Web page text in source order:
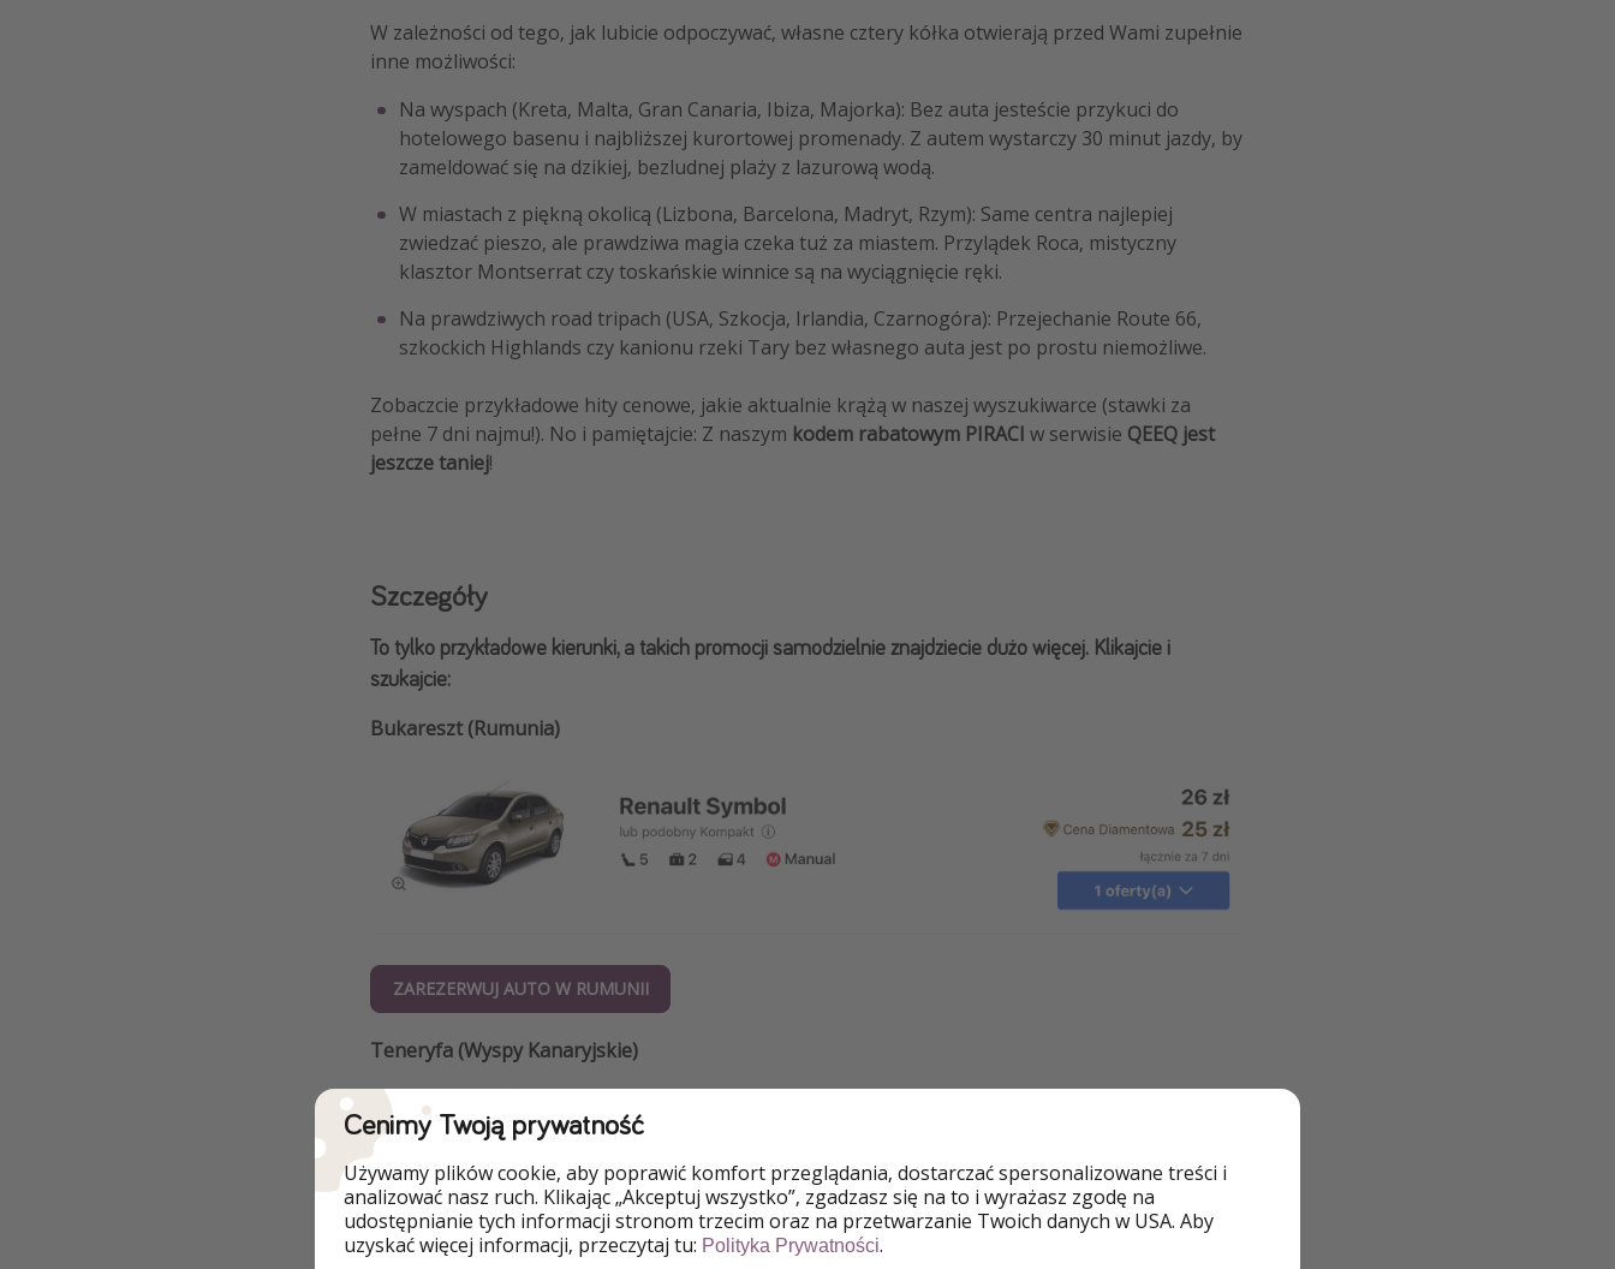
W zależności od tego, jak lubicie odpoczywać, własne cztery kółka otwierają przed Wami zupełnie
inne możliwości:
Na wyspach (Kreta, Malta, Gran Canaria, Ibiza, Majorka): Bez auta jesteście przykuci do
hotelowego basenu i najbliższej kurortowej promenady. Z autem wystarczy 30 minut jazdy, by
zameldować się na dzikiej, bezludnej plaży z lazurową wodą.
W miastach z piękną okolicą (Lizbona, Barcelona, Madryt, Rzym): Same centra najlepiej
zwiedzać pieszo, ale prawdziwa magia czeka tuż za miastem. Przylądek Roca, mistyczny
klasztor Montserrat czy toskańskie winnice są na wyciągnięcie ręki.
Na prawdziwych road tripach (USA, Szkocja, Irlandia, Czarnogóra): Przejechanie Route 66,
szkockich Highlands czy kanionu rzeki Tary bez własnego auta jest po prostu niemożliwe.
Zobaczcie przykładowe hity cenowe, jakie aktualnie krążą w naszej wyszukiwarce (stawki za
pełne 7 dni najmu!). No i pamiętajcie: Z naszym kodem rabatowym PIRACI w serwisie QEEQ jest
jeszcze taniej!
Szczegóły
To tylko przykładowe kierunki, a takich promocji samodzielnie znajdziecie dużo więcej. Klikajcie i
szukajcie:
Bukareszt (Rumunia)
ZAREZERWUJ AUTO W RUMUNII
Teneryfa (Wyspy Kanaryjskie)
Cenimy Twoją prywatność
Używamy plików cookie, aby poprawić komfort przeglądania, dostarczać spersonalizowane treści i
analizować nasz ruch. Klikając „Akceptuj wszystko”, zgadzasz się na to i wyrażasz zgodę na
udostępnianie tych informacji stronom trzecim oraz na przetwarzanie Twoich danych w USA. Aby
uzyskać więcej informacji, przeczytaj tu: Polityka Prywatności.